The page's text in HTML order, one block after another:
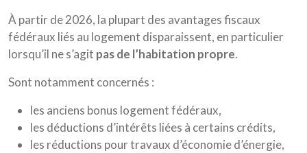
À partir de 2026, la plupart des avantages fiscaux
fédéraux liés au logement disparaissent, en particulier
lorsqu’il ne s’agit pas de l’habitation propre.
Sont notamment concernés :
les anciens bonus logement fédéraux,
les déductions d’intérêts liées à certains crédits,
les réductions pour travaux d’économie d’énergie,